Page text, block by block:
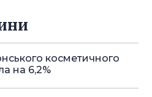
косметичного
на 6,2%